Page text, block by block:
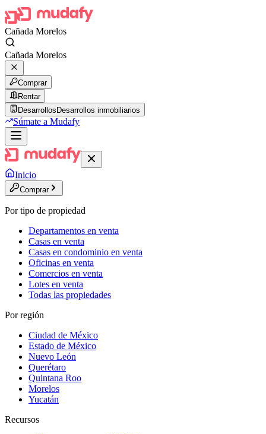
Cañada Morelos
Cañada Morelos
Comprar
Rentar
Desarrollos Desarrollos inmobiliarios
Súmate a Mudafy
Inicio
Comprar
Por tipo de propiedad
Departamentos en venta
Casas en venta
Casas en condominio en venta
Oficinas en venta
Comercios en venta
Lotes en venta
Todas las propiedades
Por región
Ciudad de México
Estado de México
Nuevo León
Querétaro
Quintana Roo
Morelos
Yucatán
Recursos